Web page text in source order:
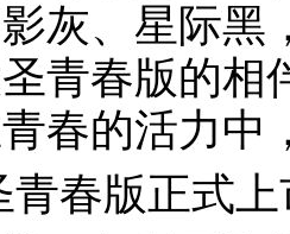
灰、星际黑
青春版的相
春的活力中